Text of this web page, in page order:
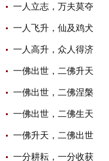
一人立志，万夫莫夺
一人飞升，仙及鸡犬
一人高升，众人得济
一佛出世，二佛升天
一佛出世，二佛涅槃
一佛出世，二佛生天
一佛升天，二佛出世
一分耕耘，一分收获